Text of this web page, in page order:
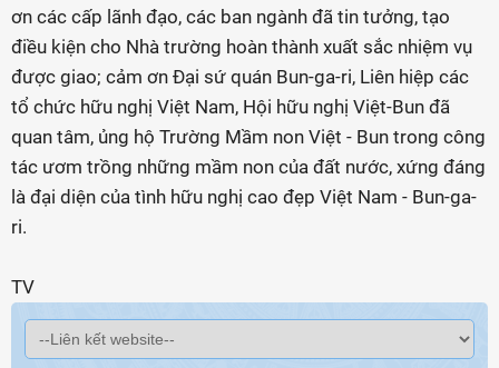
ơn các cấp lãnh đạo, các ban ngành đã tin tưởng, tạo
điều kiện cho Nhà trường hoàn thành xuất sắc nhiệm vụ
được giao; cảm ơn Đại sứ quán Bun-ga-ri, Liên hiệp các
tổ chức hữu nghị Việt Nam, Hội hữu nghị Việt-Bun đã
quan tâm, ủng hộ Trường Mầm non Việt - Bun trong công
tác ươm trồng những mầm non của đất nước, xứng đáng
là đại diện của tình hữu nghị cao đẹp Việt Nam - Bun-ga-
ri.
TV